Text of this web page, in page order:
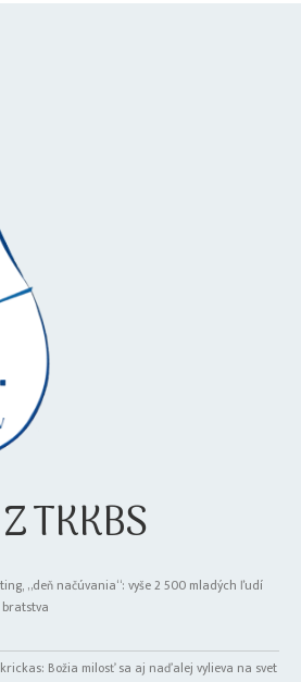
TKKBS
„deň načúvania“: vyše 2 500 mladých ľudí
Božia milosť sa aj naďalej vylieva na svet